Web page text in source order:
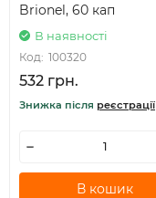
Brionel, 60 кап
В наявності
Код: 100320
532 грн.
Знижка після реєстрації
В кошик